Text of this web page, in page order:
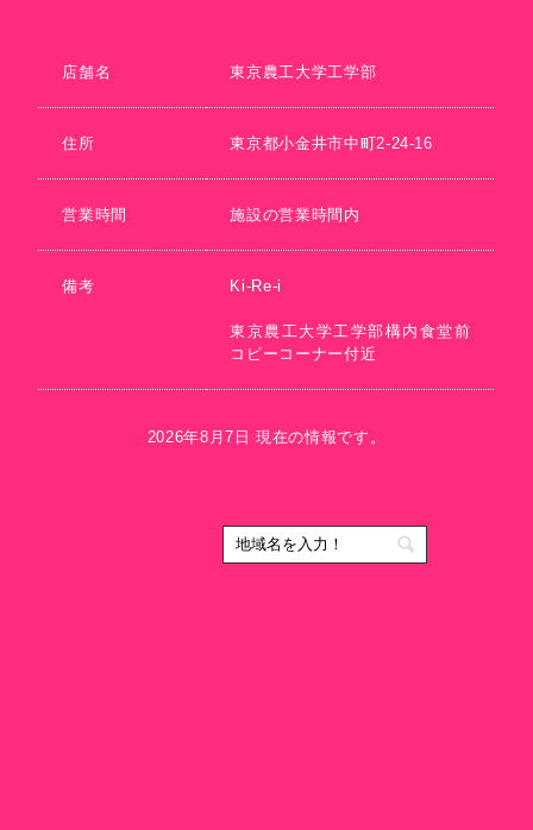
店舗名 東京農工大学工学部
住所 東京都小金井市中町2-24-16
営業時間 施設の営業時間内
備考 Ki-Re-i
東京農工大学工学部構内食堂前
コピーコーナー付近
2026年8月7日 現在の情報です。